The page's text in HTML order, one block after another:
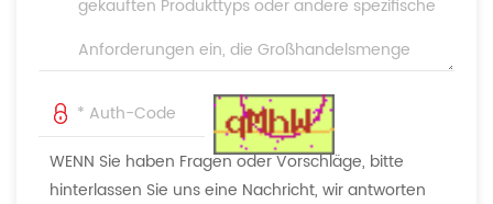
WENN Sie haben Fragen oder Vorschläge, bitte
hinterlassen Sie uns eine Nachricht, wir antworten